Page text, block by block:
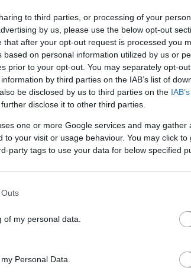
to third parties, or processing of your
by us, please use the below opt-out
after your opt-out request is processed you
on personal information utilized by us or
prior to your opt-out. You may separately opt-
by third parties on the IAB’s list of
be disclosed by us to third parties on the
disclose it to other third parties.
one or more Google services and may gather
to your visit or usage behaviour. You may click to
party tags to use your data for below specified
my personal data.
Personal Data.
nagy múltra tekint vissza. Már a
annyit jelent, mint „vékony
régen a fürdővízben